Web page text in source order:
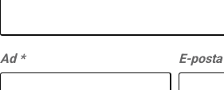
Ad * E-posta